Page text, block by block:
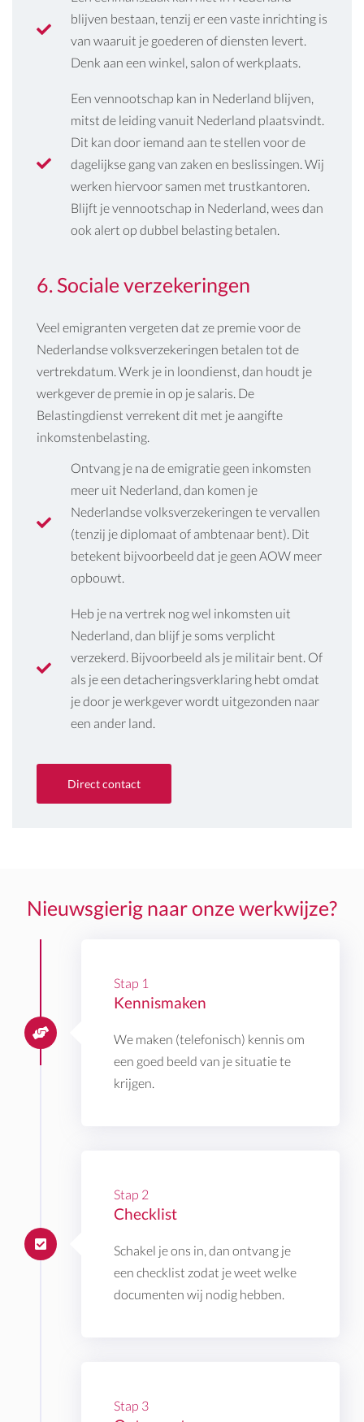
blijven bestaan, tenzij er een vaste inrichting is
van waaruit je goederen of diensten levert.
Denk aan een winkel, salon of werkplaats.
Een vennootschap kan in Nederland blijven,
mitst de leiding vanuit Nederland plaatsvindt.
Dit kan door iemand aan te stellen voor de
dagelijkse gang van zaken en beslissingen. Wij
werken hiervoor samen met trustkantoren.
Blijft je vennootschap in Nederland, wees dan
ook alert op dubbel belasting betalen.
6. Sociale verzekeringen
Veel emigranten vergeten dat ze premie voor de
Nederlandse volksverzekeringen betalen tot de
vertrekdatum. Werk je in loondienst, dan houdt je
werkgever de premie in op je salaris. De
Belastingdienst verrekent dit met je aangifte
inkomstenbelasting.
Ontvang je na de emigratie geen inkomsten
meer uit Nederland, dan komen je
Nederlandse volksverzekeringen te vervallen
(tenzij je diplomaat of ambtenaar bent). Dit
betekent bijvoorbeeld dat je geen AOW meer
opbouwt.
Heb je na vertrek nog wel inkomsten uit
Nederland, dan blijf je soms verplicht
verzekerd. Bijvoorbeeld als je militair bent. Of
als je een detacheringsverklaring hebt omdat
je door je werkgever wordt uitgezonden naar
een ander land.
Direct contact
Nieuwsgierig naar onze werkwijze?
Stap 1
Kennismaken
We maken (telefonisch) kennis om
een goed beeld van je situatie te
krijgen.
Stap 2
Checklist
Schakel je ons in, dan ontvang je
een checklist zodat je weet welke
documenten wij nodig hebben.
Stap 3